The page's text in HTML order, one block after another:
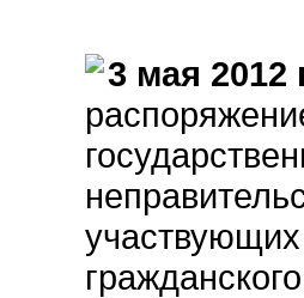
3 мая 2012
участвующих